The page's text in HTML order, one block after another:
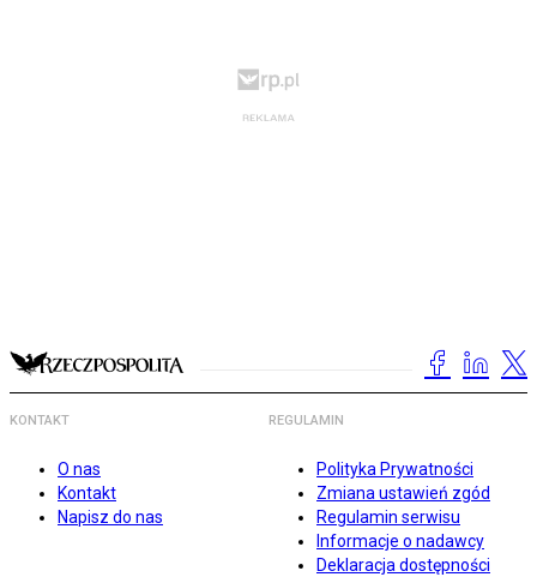
KONTAKT
O nas
Kontakt
Napisz do nas
REGULAMIN
Polityka Prywatności
Zmiana ustawień zgód
Regulamin serwisu
Informacje o nadawcy
Deklaracja dostępności